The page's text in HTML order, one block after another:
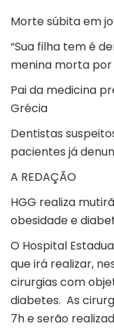
Morte súbita em
“Sua filha tem é
menina morta por
Pai da medicina
Grécia
Dentistas
pacientes já
A REDAÇÃO
HGG realiza
obesidade e
O Hospital
que irá realizar,
cirurgias com
diabetes. As
7h e serão